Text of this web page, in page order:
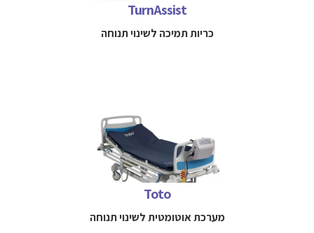
TurnAssist
כריות תמיכה לשינוי תנוחה
Toto
מערכת אוטומטית לשינוי תנוחה
מערכת אואטומטית לשינוי תנוחה ללא צורך במגע יד אדם
למידע נוסף חייגו
052-3114712